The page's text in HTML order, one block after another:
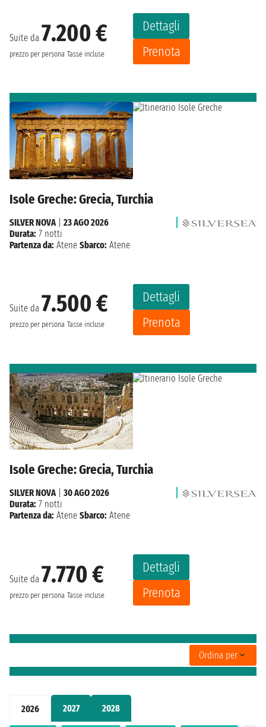
2026 2027 2028
Suite da 7.200 €
prezzo per persona Tasse incluse
Dettagli
Prenota
Isole Greche: Grecia, Turchia
Suite da 7.500 €
prezzo per persona Tasse incluse
Dettagli
Prenota
SILVER NOVA| 23 AGO 2026
Durata: 7 notti
Partenza da: Atene Sbarco: Atene
Isole Greche: Grecia, Turchia
Suite da 7.770 €
prezzo per persona Tasse incluse
Dettagli
Prenota
SILVER NOVA| 30 AGO 2026
Durata: 7 notti
Partenza da: Atene Sbarco: Atene
Ordina per